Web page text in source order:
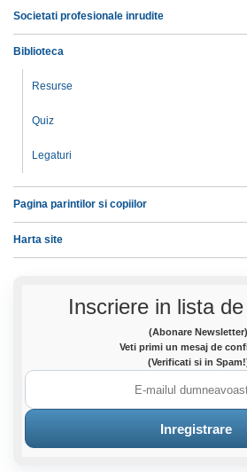
Societati profesionale inrudite
Biblioteca
Resurse
Quiz
Legaturi
Pagina parintilor si copiilor
Harta site
Inscriere in lista
(Abonare Newsletter)
Veti primi un mesaj de
(Verificati si in